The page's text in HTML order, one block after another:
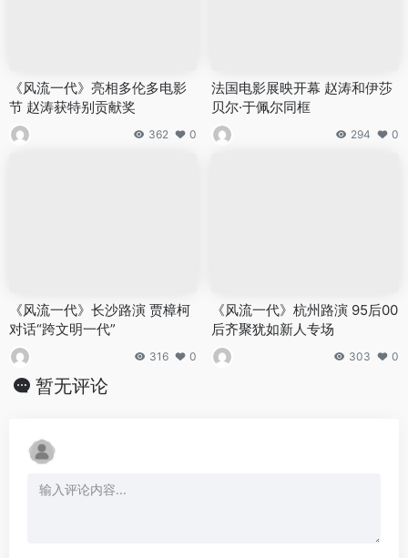
《风流一代》亮相多伦多电影
节 赵涛获特别贡献奖
362 0
法国电影展映开幕 赵涛和伊莎
贝尔·于佩尔同框
294 0
《风流一代》长沙路演 贾樟柯
对话“跨文明一代”
316 0
《风流一代》杭州路演 95后00
后齐聚犹如新人专场
303 0
暂无评论